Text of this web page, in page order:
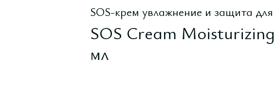
SOS-крем увлажнение и защита
SOS Cream
мл